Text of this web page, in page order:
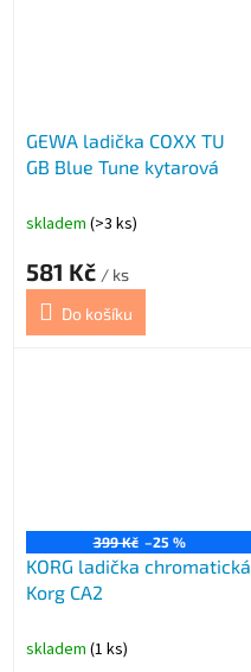
GEWA ladička COXX TU
GB Blue Tune kytarová
skladem (>3 ks)
581 Kč / ks
Do košíku
399 Kč –25 %
KORG ladička chromatická
Korg CA2
skladem (1 ks)